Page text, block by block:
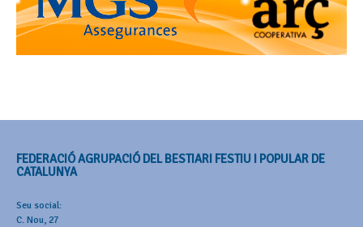
FEDERACIÓ AGRUPACIÓ DEL BESTIARI FESTIU I POPULAR DE
CATALUNYA
Seu social:
C. Nou, 27